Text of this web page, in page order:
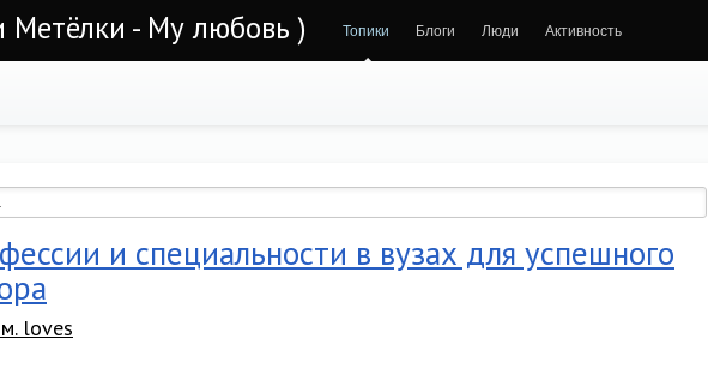
Метёлки - Му любовь ) Топики Блоги Люди Активность
и специальности в вузах для успешного
loves